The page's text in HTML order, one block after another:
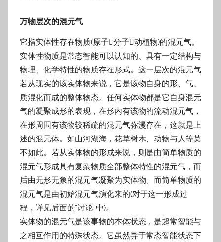
万物层次的混元气
它指实体性存在物质(原子分子动植物)的混元气。
实体性物质是常态智能可以认知的、具有一定结构与
物理、化学特性的物质存在形式。这一层次的混元气
若从现实的该实体物来说，它是该物自身的形、气、
质混化而成的整体物态。任何实体物都是它自身混元
气的凝聚成形的表现，在形内有该物的流动混元气，
在形周围有该物较稀疏的混元气弥漫存在，这就是上
述的混元体。如山河湖海，花草树木、动物与人等莫
不如此。若从实体物的形成来说，则是由简单物质的
混元气形成具有复杂物质全部整体特性的混元气，而
后由无形无象的混元气凝聚为实体物。而简单物质的
混元气是由初始混元气演化来的(对于这一形成过
程，详见后面的“讨论”中)。
实体物的混元气是该事物的本体状态，是超常智能与
之相互作用的特殊状态。它虽然异于常态智能状态下